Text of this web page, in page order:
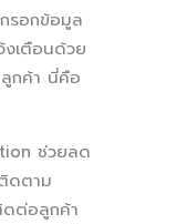
รอกข้อมูล
งเตือนด้วย
ลูกค้า นี่คือ
ช่วยลด
ดตาม
ดต่อลูกค้า